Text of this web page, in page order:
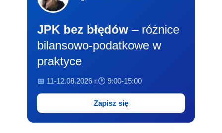
JPK bez błędów – różnice
bilansowo-podatkowe w
praktyce
📅 11-12.08.2026 r.🕐 9:00-15:00
Zapisz się